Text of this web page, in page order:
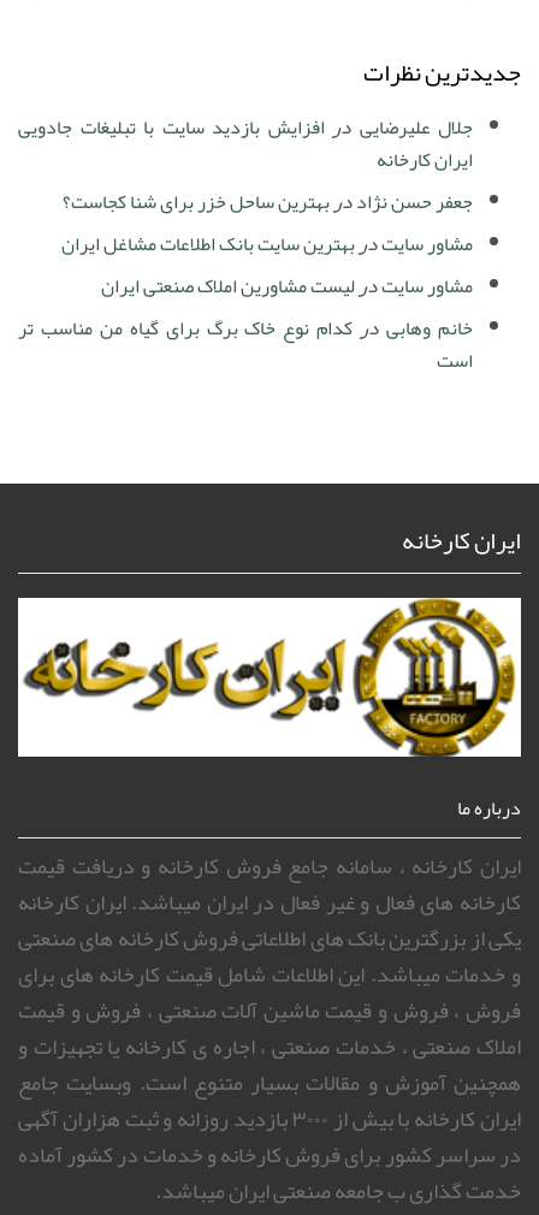
جدیدترین نظرات
جلال علیرضایی درافزایش بازدید سایت با تبلیغات جادویی
ایران کارخانه
جعفر حسن نژاددربهترین ساحل خزر برای شنا کجاست؟
مشاور سایتدربهترین سایت بانک اطلاعات مشاغل ایران
مشاور سایتدرلیست مشاورین املاک صنعتی ایران
خانم وهابیدرکدام نوع خاک برگ برای گیاه من مناسب تر
است
ایران کارخانه
درباره ما
ایران کارخانه ، سامانه جامع فروش کارخانه و دریافت قیمت
کارخانه های فعال و غیر فعال در ایران میباشد. ایران کارخانه
یکی از بزرگترین بانک های اطلاعاتی فروش کارخانه های صنعتی
و خدمات میباشد. این اطلاعات شامل قیمت کارخانه های برای
فروش ، فروش و قیمت ماشین آلات صنعتی ، فروش و قیمت
املاک صنعتی ، خدمات صنعتی ، اجاره ی کارخانه یا تجهیزات و
همچنین آموزش و مقالات بسیار متنوع است. وبسایت جامع
ایران کارخانه با بیش از ۳۰۰۰ بازدید روزانه و ثبت هزاران آگهی
در سراسر کشور برای فروش کارخانه و خدمات در کشور آماده
خدمت گذاری ب جامعه صنعتی ایران میباشد.